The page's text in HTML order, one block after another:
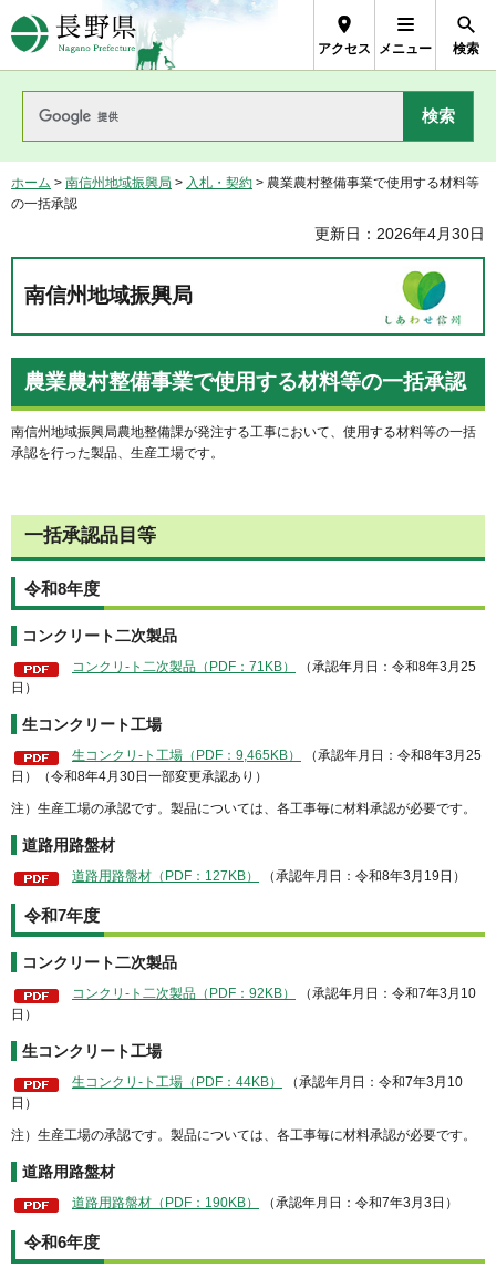
長野県Nagano Prefecture
アクセス メニュー 検索
ホーム > 南信州地域振興局 > 入札・契約 > 農業農村整備事業で使用する材料等
の一括承認
更新日：2026年4月30日
南信州地域振興局
農業農村整備事業で使用する材料等の一括承認
南信州地域振興局農地整備課が発注する工事において、使用する材料等の一括
承認を行った製品、生産工場です。
一括承認品目等
令和8年度
コンクリート二次製品
コンクリ-ト二次製品（PDF：71KB）
（承認年月日：令和8年3月25
日）
生コンクリート工場
生コンクリ-ト工場（PDF：9,465KB）
（承認年月日：令和8年3月25
日）（令和8年4月30日一部変更承認あり）
注）生産工場の承認です。製品については、各工事毎に材料承認が必要です。
道路用路盤材
道路用路盤材（PDF：127KB） （承認年月日：令和8年3月19日）
令和7年度
コンクリート二次製品
コンクリ-ト二次製品（PDF：92KB）
（承認年月日：令和7年3月10
日）
生コンクリート工場
生コンクリ-ト工場（PDF：44KB）
（承認年月日：令和7年3月10
日）
注）生産工場の承認です。製品については、各工事毎に材料承認が必要です。
道路用路盤材
道路用路盤材（PDF：190KB） （承認年月日：令和7年3月3日）
令和6年度